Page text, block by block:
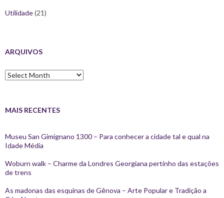
Utilidade(21)
ARQUIVOS
Arquivos
MAIS RECENTES
Museu San Gimignano 1300 – Para conhecer a cidade tal e qual na
Idade Média
Woburn walk – Charme da Londres Georgiana pertinho das estações
de trens
As madonas das esquinas de Gênova – Arte Popular e Tradição a